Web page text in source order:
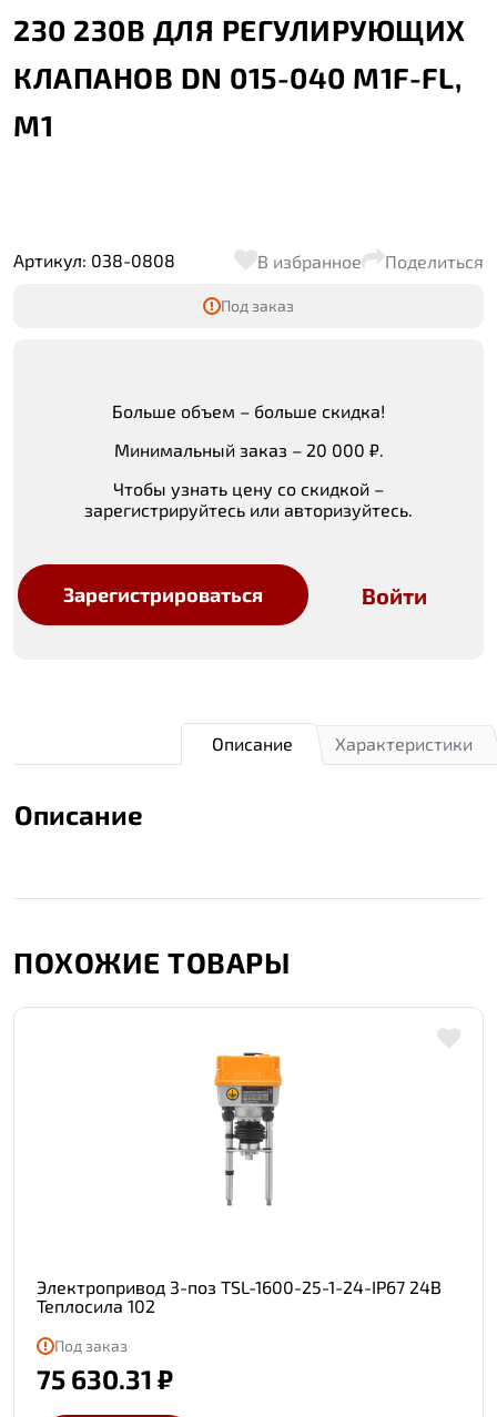
230 230В ДЛЯ РЕГУЛИРУЮЩИХ
КЛАПАНОВ DN 015-040 M1F-FL,
M1
Артикул: 038-0808 В избранное Поделиться
Под заказ
Больше объем – больше скидка!
Минимальный заказ – 20 000 ₽.
Чтобы узнать цену со скидкой –
зарегистрируйтесь или авторизуйтесь.
Зарегистрироваться Войти
Характеристики
Описание
Описание
ПОХОЖИЕ ТОВАРЫ
Электропривод 3-поз TSL-1600-25-1-24-IP67 24В
Теплосила 102
Под заказ
75 630.31 ₽